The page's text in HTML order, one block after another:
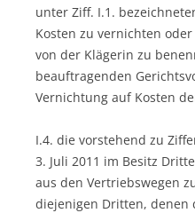
unter Ziff. I.1.
Kosten zu vernichten
von der Klägerin zu
beauftragenden
Vernichtung auf Kosten
I.4. die vorstehend zu
3. Juli 2011 im Besitz
aus den Vertriebswegen
diejenigen Dritten, denen